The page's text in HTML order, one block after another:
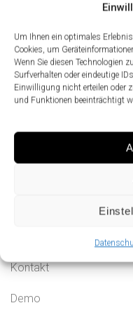
Um Ihnen ein optimales
Cookies, um
Wenn Sie diesen Technologien
Surfverhalten oder eindeutige
Einwilligung nicht erteilen oder
und Funktionen beeinträchtigt
Lösungen
Eingangsorchestrierung
Kontakt
Demo